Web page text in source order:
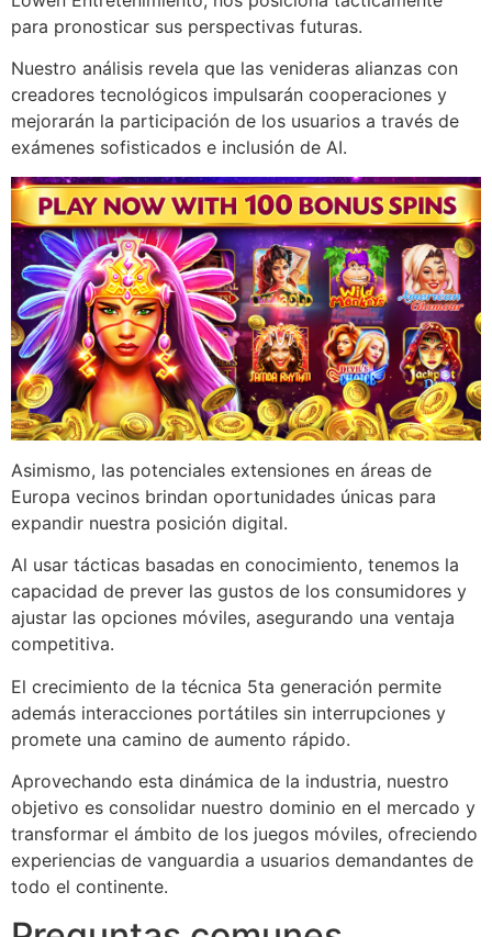
para pronosticar sus perspectivas futuras.
Nuestro análisis revela que las venideras alianzas con
creadores tecnológicos impulsarán cooperaciones y
mejorarán la participación de los usuarios a través de
exámenes sofisticados e inclusión de AI.
Asimismo, las potenciales extensiones en áreas de
Europa vecinos brindan oportunidades únicas para
expandir nuestra posición digital.
Al usar tácticas basadas en conocimiento, tenemos la
capacidad de prever las gustos de los consumidores y
ajustar las opciones móviles, asegurando una ventaja
competitiva.
El crecimiento de la técnica 5ta generación permite
además interacciones portátiles sin interrupciones y
promete una camino de aumento rápido.
Aprovechando esta dinámica de la industria, nuestro
objetivo es consolidar nuestro dominio en el mercado y
transformar el ámbito de los juegos móviles, ofreciendo
experiencias de vanguardia a usuarios demandantes de
todo el continente.